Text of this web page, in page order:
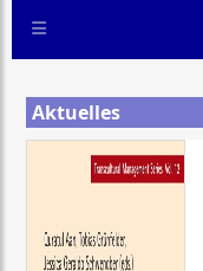
Aktuelles